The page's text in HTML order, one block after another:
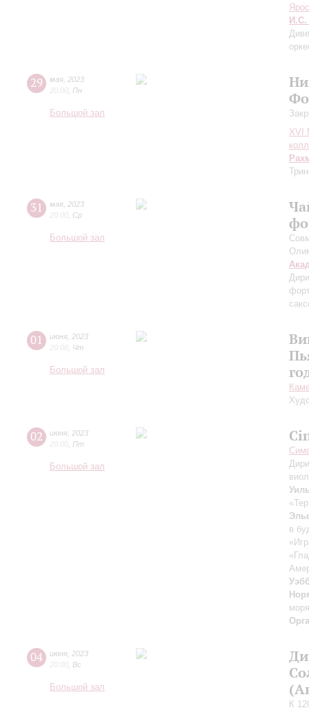
И.С.
29 мая 2023
20:00 Пн
Большой зал
XVI
31 мая 2023
20:00 Ср
Большой зал
01 июня 2023
20:00 Чт
Большой зал
02 июня 2023
20:00 Пт
Большой зал
в
04 июня 2023
20:00 Вс
Большой зал
К